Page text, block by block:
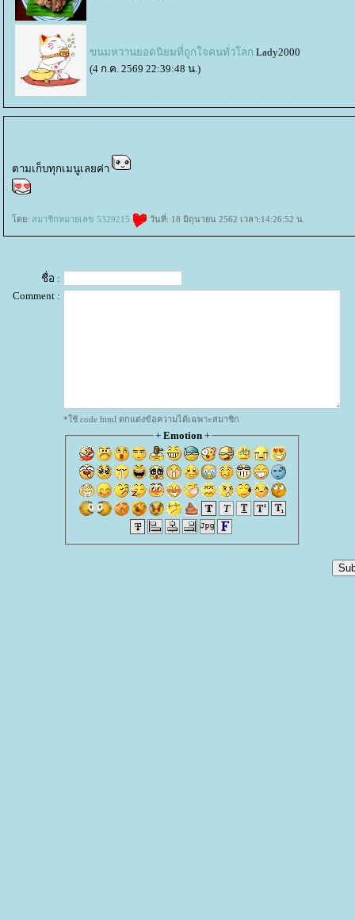
ขนมหวานยอดนิยมที่ถูกใจคนทั่วโลก Lady2000
(4 ก.ค. 2569 22:39:48 น.)
ตามเก็บทุกเมนูเลยค่า
ดย: สมาชิกหมายเลข 5329215 วันที่: 18 มิถุนายน 2562 เวลา:14:26:52 น.
ชื่อ :
Comment :
*ใช้ code html ตกแต่งข้อความได้เฉพาะสมาชิก
+ Emotion+